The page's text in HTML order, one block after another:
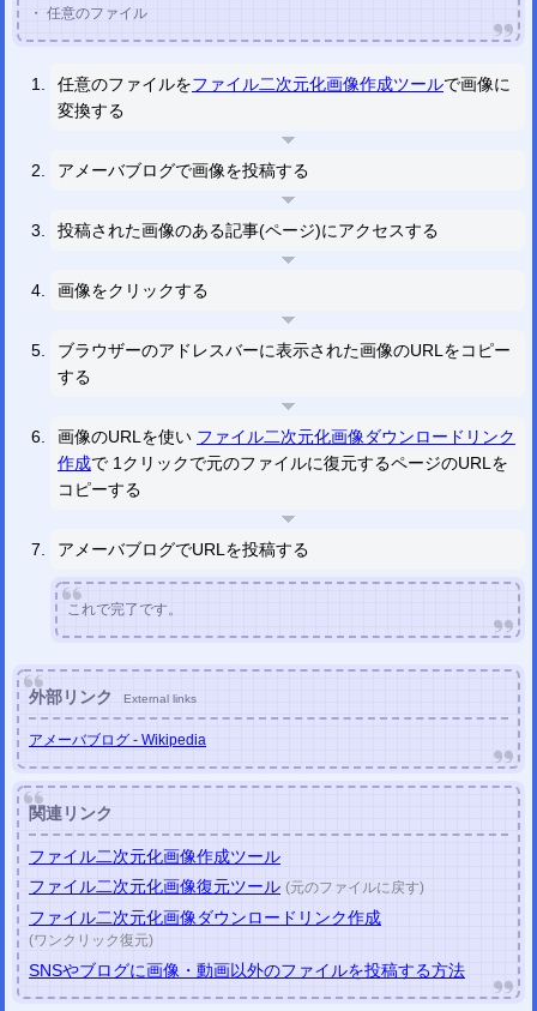
・ 任意のファイル
任意のファイルをファイル二次元化画像作成ツールで画像に
変換する
アメーバブログで画像を投稿する
投稿された画像のある記事(ページ)にアクセスする
画像をクリックする
ブラウザーのアドレスバーに表示された画像のURLをコピー
する
画像のURLを使い ファイル二次元化画像ダウンロードリンク
作成で 1クリックで元のファイルに復元するページのURLを
コピーする
アメーバブログでURLを投稿する
これで完了です。
外部リンク External links
アメーバブログ - Wikipedia
関連リンク
ファイル二次元化画像作成ツール
ファイル二次元化画像復元ツール (元のファイルに戻す)
ファイル二次元化画像ダウンロードリンク作成
(ワンクリック復元)
SNSやブログに画像・動画以外のファイルを投稿する方法